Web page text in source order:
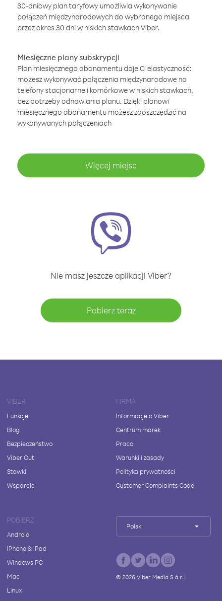
30-dniowy plan taryfowy umożliwia wykonywanie
połączeń międzynarodowych do wybranego miejsca
przez okres 30 dni w niskich stawkach Viber.
Miesięczne plany subskrypcji
Plan miesięcznego abonamentu daje Ci elastyczność:
możesz wykonywać połączenia międzynarodowe na
telefony stacjonarne i komórkowe w niskich stawkach,
bez potrzeby odnawiania planu. Dzięki planowi
miesięcznego abonamentu możesz zaoszczędzić na
wykonywanych połączeniach
Więcej miejsc
Nie masz jeszcze aplikacji Viber?
Pobierz teraz
VIBER
Funkcje
Blog
Bezpieczeństwo
Viber Out
Stawki
Wsparcie
FIRMA
Informacje o Viber
Centrum marek
Praca
Warunki i zasady
Polityka prywatności
Customer Complaints Code
POBIERZ
Android
iPhone & iPad
Windows PC
Mac
Linux
Polski
© 2026Viber Media S.à r.l.